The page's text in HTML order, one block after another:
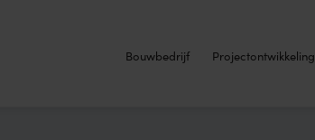
Bouwbedrijf Projectontwikkeling